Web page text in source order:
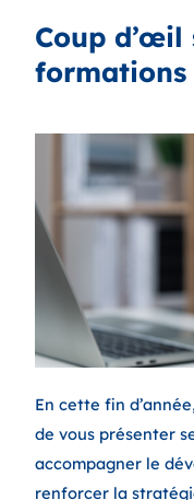
Coup d’œil
formations
En cette fin
de vous présenter
accompagner le
renforcer la